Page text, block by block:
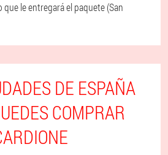
le entregará el paquete (San
DE ESPAÑA
COMPRAR